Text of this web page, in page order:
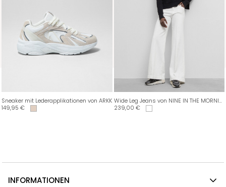
Sneaker mit Lederapplikationen von ARKK
149,95 €
Wide Leg Jeans von NINE IN THE MORNING
239,00 €
INFORMATIONEN